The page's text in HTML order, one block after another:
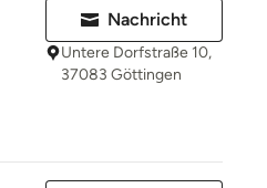
Nachricht
Untere Dorfstraße 10,
37083 Göttingen